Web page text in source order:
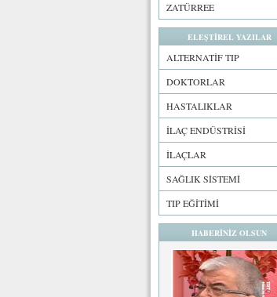
ZATÜRREE
ELEŞTİREL YAZILAR
ALTERNATİF TIP
DOKTORLAR
HASTALIKLAR
İLAÇ ENDÜSTRİSİ
İLAÇLAR
SAĞLIK SİSTEMİ
TIP EĞİTİMİ
HABERİNİZ OLSUN